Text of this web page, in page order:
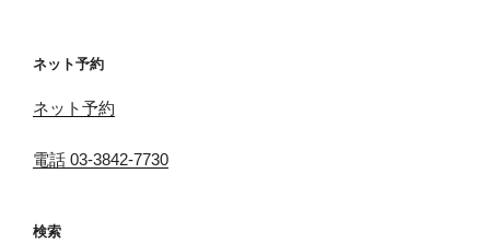
ネット予約
ネット予約
電話 03-3842-7730
検索